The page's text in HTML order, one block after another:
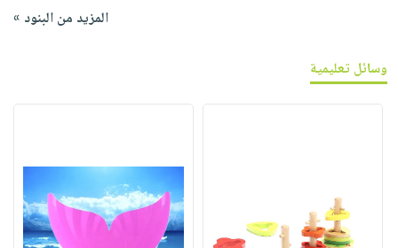
المزيد من البنود »
وسائل تعليمية